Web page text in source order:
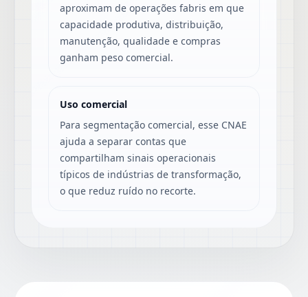
aproximam de operações fabris em que
capacidade produtiva, distribuição,
manutenção, qualidade e compras
ganham peso comercial.
Uso comercial
Para segmentação comercial, esse CNAE
ajuda a separar contas que
compartilham sinais operacionais
típicos de indústrias de transformação,
o que reduz ruído no recorte.